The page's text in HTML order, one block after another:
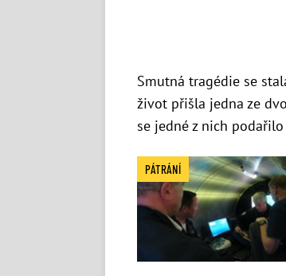
Smutná tragédie se
život přišla jedna ze
se jedné z nich
PÁTRÁNÍ